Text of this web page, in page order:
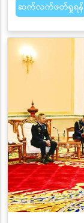
ဆက်လက်ဖတ်ရှုရန်